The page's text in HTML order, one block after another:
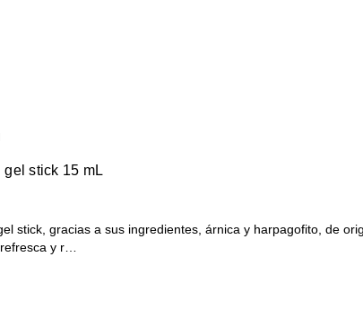
gel stick 15 mL
stick, gracias a sus ingredientes, árnica y harpagofito, de
y r…